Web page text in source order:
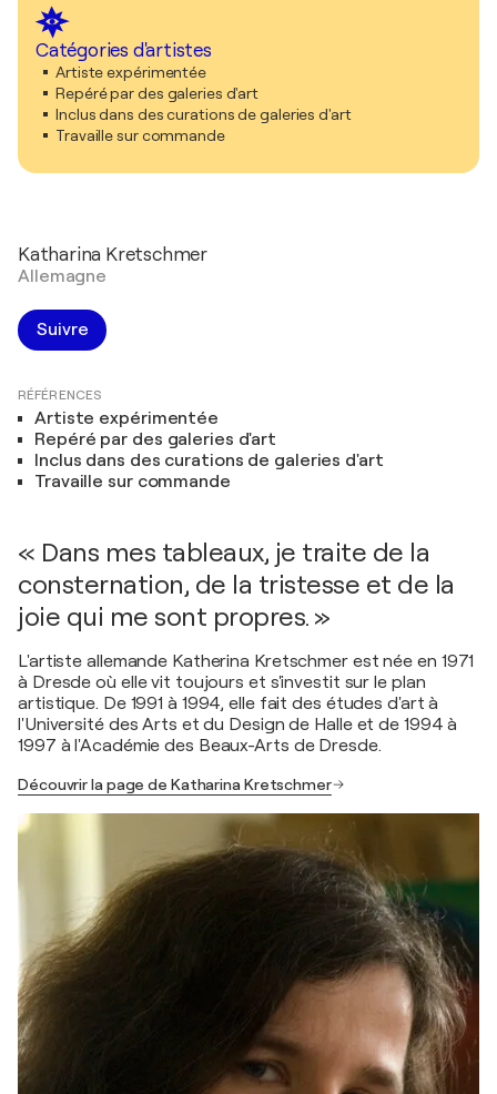
Catégories d'artistes
Artiste expérimentée
Repéré par des galeries d'art
Inclus dans des curations de galeries d'art
Travaille sur commande
Katharina Kretschmer
Allemagne
Suivre
RÉFÉRENCES
Artiste expérimentée
Repéré par des galeries d'art
Inclus dans des curations de galeries d'art
Travaille sur commande
« Dans mes tableaux, je traite de la
consternation, de la tristesse et de la
joie qui me sont propres. »
L'artiste allemande Katherina Kretschmer est née en 1971
à Dresde où elle vit toujours et s'investit sur le plan
artistique. De 1991 à 1994, elle fait des études d'art à
l'Université des Arts et du Design de Halle et de 1994 à
1997 à l'Académie des Beaux-Arts de Dresde.
Découvrir la page de Katharina Kretschmer